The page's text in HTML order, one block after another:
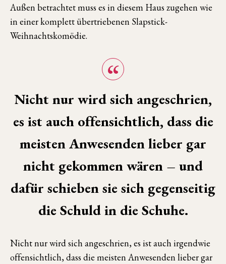
Außen betrachtet muss es in diesem Haus zugehen wie
in einer komplett übertriebenen Slapstick-
Weihnachtskomödie.
Nicht nur wird sich angeschrien,
es ist auch offensichtlich, dass die
meisten Anwesenden lieber gar
nicht gekommen wären – und
dafür schieben sie sich gegenseitig
die Schuld in die Schuhe.
Nicht nur wird sich angeschrien, es ist auch irgendwie
offensichtlich, dass die meisten Anwesenden lieber gar